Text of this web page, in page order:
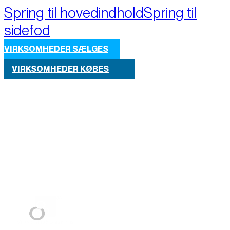
Spring til hovedindholdSpring til
sidefod
VIRKSOMHEDER SÆLGES
VIRKSOMHEDER KØBES